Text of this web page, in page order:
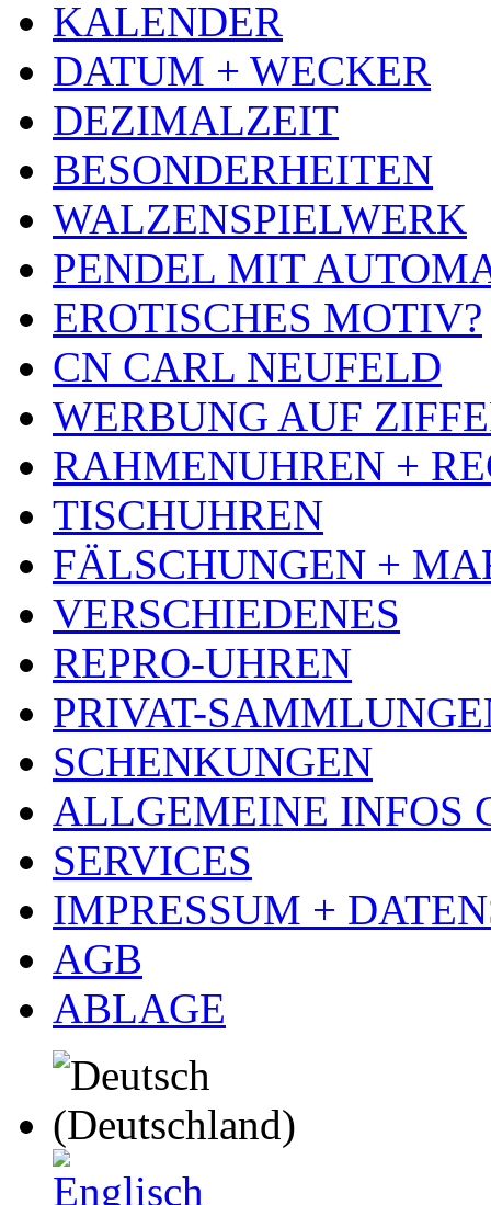
KALENDER
DATUM + WECKER
DEZIMALZEIT
BESONDERHEITEN
WALZENSPIELWERK
PENDEL MIT
EROTISCHES MOTIV?
CN CARL NEUFELD
WERBUNG AUF
RAHMENUHREN +
TISCHUHREN
FÄLSCHUNGEN +
VERSCHIEDENES
REPRO-UHREN
PRIVAT-
SCHENKUNGEN
ALLGEMEINE INFOS
SERVICES
IMPRESSUM +
AGB
ABLAGE